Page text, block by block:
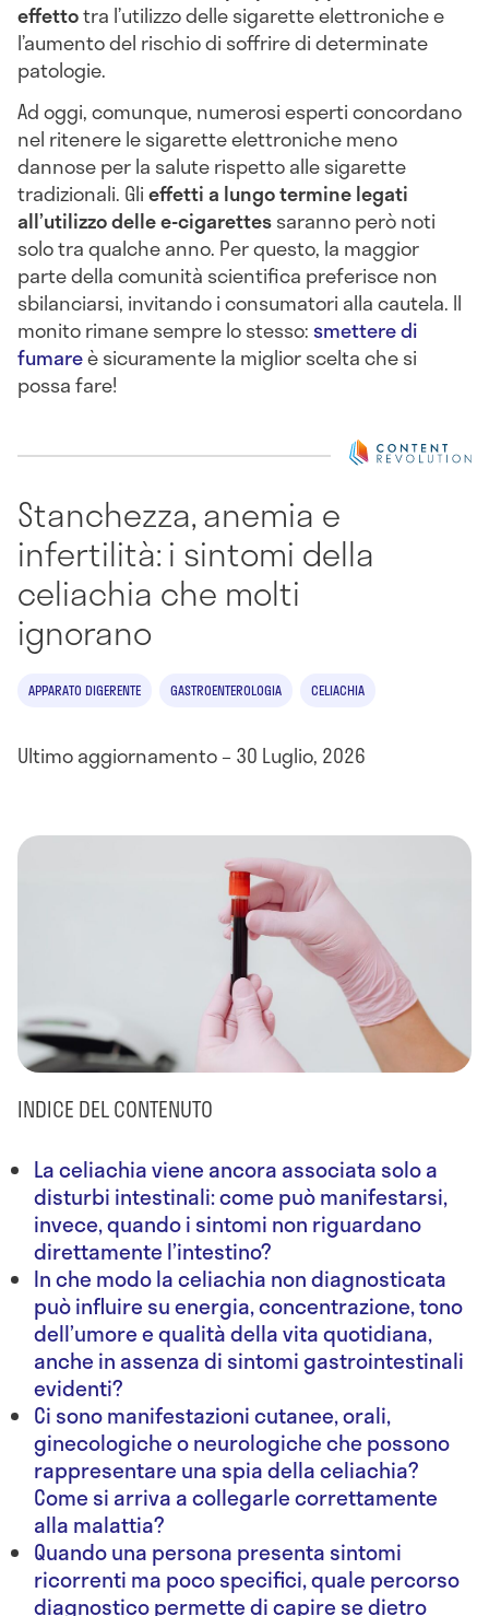
effettotra l’utilizzo delle sigarette elettroniche e
l’aumento del rischio di soffrire di determinate
patologie.
Ad oggi, comunque, numerosi esperti concordano
nel ritenere le sigarette elettroniche meno
dannose per la salute rispetto alle sigarette
tradizionali. Glieffetti a lungo termine legati
all’utilizzo delle e-cigarettessaranno però noti
solo tra qualche anno. Per questo, la maggior
parte della comunità scientifica preferisce non
sbilanciarsi, invitando i consumatori alla cautela. Il
monito rimane sempre lo stesso: smettere di
fumareè sicuramente la miglior scelta che si
possa fare!
Stanchezza, anemia e
infertilità: i sintomi della
celiachia che molti
ignorano
APPARATO DIGERENTE GASTROENTEROLOGIA CELIACHIA
Ultimo aggiornamento – 30 Luglio, 2026
INDICE DEL CONTENUTO
La celiachia viene ancora associata solo a
disturbi intestinali: come può manifestarsi,
invece, quando i sintomi non riguardano
direttamente l’intestino?
In che modo la celiachia non diagnosticata
può influire su energia, concentrazione, tono
dell’umore e qualità della vita quotidiana,
anche in assenza di sintomi gastrointestinali
evidenti?
Ci sono manifestazioni cutanee, orali,
ginecologiche o neurologiche che possono
rappresentare una spia della celiachia?
Come si arriva a collegarle correttamente
alla malattia?
Quando una persona presenta sintomi
ricorrenti ma poco specifici, quale percorso
diagnostico permette di capire se dietro